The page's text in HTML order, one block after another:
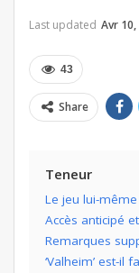
Last updated Avr
43
Share
Teneur
Le jeu lui-même
Accès anticipé
Remarques
‘Valheim’ est-il